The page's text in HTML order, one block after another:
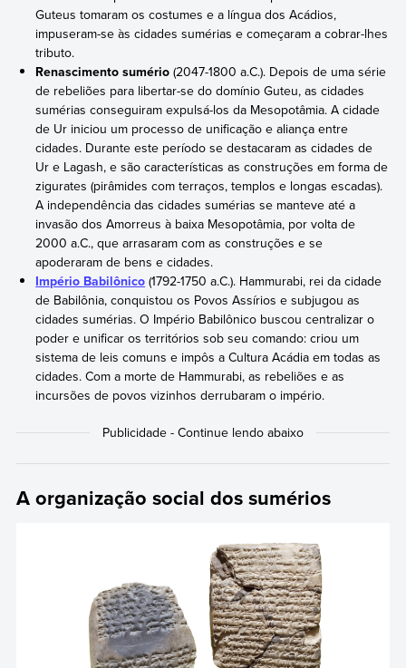
Guteus tomaram os costumes e a língua dos Acádios,
impuseram-se às cidades sumérias e começaram a cobrar-lhes
tributo.
Renascimento sumério (2047-1800 a.C.). Depois de uma série
de rebeliões para libertar-se do domínio Guteu, as cidades
sumérias conseguiram expulsá-los da Mesopotâmia. A cidade
de Ur iniciou um processo de unificação e aliança entre
cidades. Durante este período se destacaram as cidades de
Ur e Lagash, e são características as construções em forma de
zigurates (pirâmides com terraços, templos e longas escadas).
A independência das cidades sumérias se manteve até a
invasão dos Amorreus à baixa Mesopotâmia, por volta de
2000 a.C., que arrasaram com as construções e se
apoderaram de bens e cidades.
Império Babilônico (1792-1750 a.C.). Hammurabi, rei da cidade
de Babilônia, conquistou os Povos Assírios e subjugou as
cidades sumérias. O Império Babilônico buscou centralizar o
poder e unificar os territórios sob seu comando: criou um
sistema de leis comuns e impôs a Cultura Acádia em todas as
cidades. Com a morte de Hammurabi, as rebeliões e as
incursões de povos vizinhos derrubaram o império.
A organização social dos sumérios